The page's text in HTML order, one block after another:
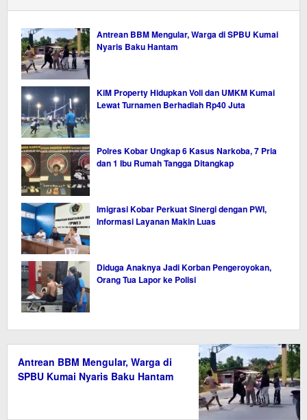
Antrean BBM Mengular, Warga di SPBU Kumai
Nyaris Baku Hantam
KiM Property Hidupkan Voli dan UMKM Kumai
Lewat Turnamen Berhadiah Rp40 Juta
Polres Kobar Ungkap 6 Kasus Narkoba, 7 Pria
dan 1 Ibu Rumah Tangga Ditangkap
Imigrasi Kobar Perkuat Sinergi dengan PWI,
Informasi Layanan Makin Luas
Diduga Anaknya Jadi Korban Pengeroyokan,
Orang Tua Lapor ke Polisi
Antrean BBM Mengular, Warga di
SPBU Kumai Nyaris Baku Hantam